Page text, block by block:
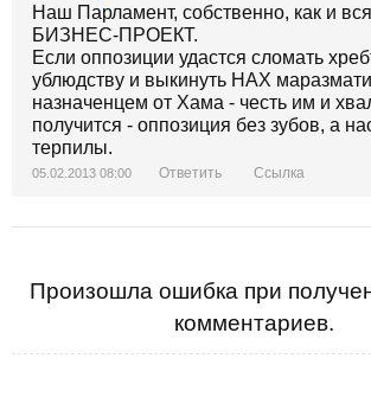
Наш Парламент, собственно, как и
БИЗНЕС-ПРОЕКТ.
Если оппозиции удастся сломать
ублюдству и выкинуть НАХ
назначенцем от Хама - честь им и
получится - оппозиция без зубов, а
терпилы.
05.02.2013 08:00 Ответить Ссылка
Произошла ошибка при
комментариев.